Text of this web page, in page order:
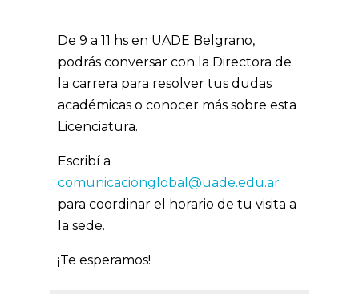
De 9 a 11 hs en UADE Belgrano,
podrás conversar con la Directora de
la carrera para resolver tus dudas
académicas o conocer más sobre esta
Licenciatura.
Escribí a
comunicacionglobal@uade.edu.ar
para coordinar el horario de tu visita a
la sede.
¡Te esperamos!